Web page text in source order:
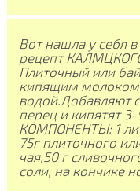
Вот нашла у себя
рецепт
Плиточный или
кипящим
водой.Добавляют
перец и кипятят
КОМПОНЕНТЫ: 1
75г плиточного
чая,50 г
соли, на кончике